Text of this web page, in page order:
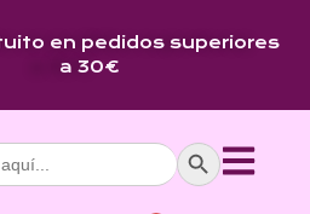
en pedidos superiores
a 30€
Botón de